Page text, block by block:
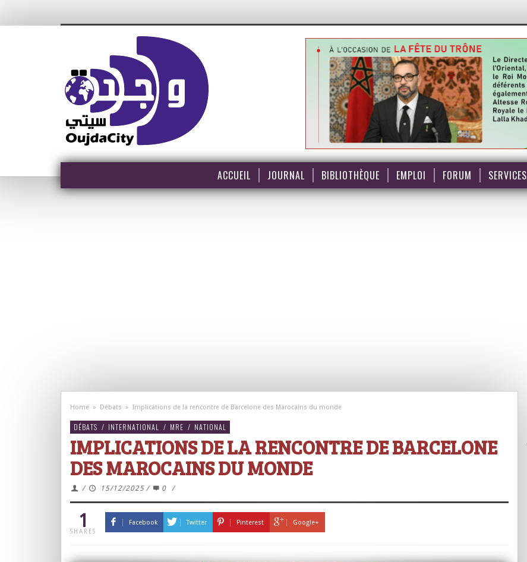
ACCUEIL JOURNAL BIBLIOTHÈQUE EMPLOI FORUM SERVICES
Home » Débats » Implications de la rencontre de Barcelone des Marocains du monde
DÉBATS / INTERNATIONAL / MRE / NATIONAL
IMPLICATIONS DE LA RENCONTRE DE BARCELONE
DES MAROCAINS DU MONDE
/ 15/12/2025 / 0 /
1
SHARES
Facebook Twitter Pinterest Google+